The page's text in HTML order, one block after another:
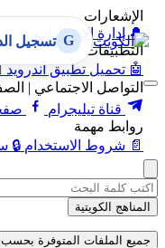
الإشعارات
🔔 إدارة الإشعارات
التطبيقات
🤖 تحميل تطبيق أندرويد
التواصل الاجتماعي |
قناة تيليجرام
روابط مهمة
📄 شروط الاستخدام 🔒
G تسجيل
المناهج الكويتية
جميع الملفات المتوفرة بحسب